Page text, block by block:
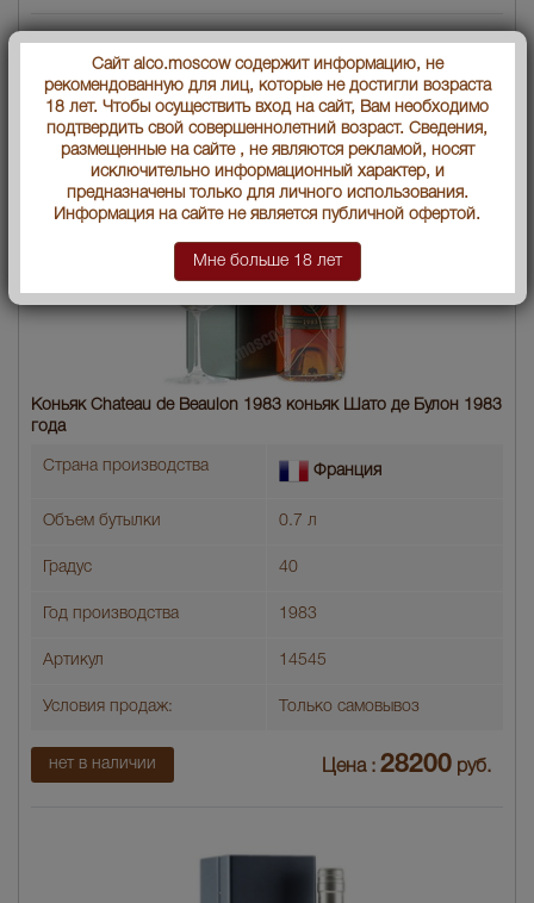
Коньяк Chateau de Beaulon 1983 коньяк Шато де Булон 1983
года
Страна производства Франция
Объем бутылки 0.7 л
Градус 40
Год производства 1983
Артикул 14545
Условия продаж: Только самовывоз
нет в наличии Цена : 28200 руб.
Сайт alco.moscow содержит информацию, не
рекомендованную для лиц, которые не достигли возраста
18 лет. Чтобы осуществить вход на сайт, Вам необходимо
подтвердить свой совершеннолетний возраст. Сведения,
размещенные на сайте , не являются рекламой, носят
исключительно информационный характер, и
предназначены только для личного использования.
Информация на сайте не является публичной офертой.
Мне больше 18 лет